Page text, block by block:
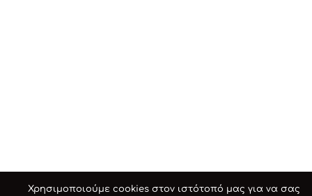
Χρησιμοποιούμε cookies στον ιστότοπό μας για να σας